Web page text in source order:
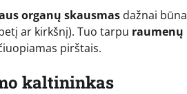
organų skausmas dažnai būna
ar kirkšnį). Tuo tarpu raumenų
pirštais.
kaltininkas